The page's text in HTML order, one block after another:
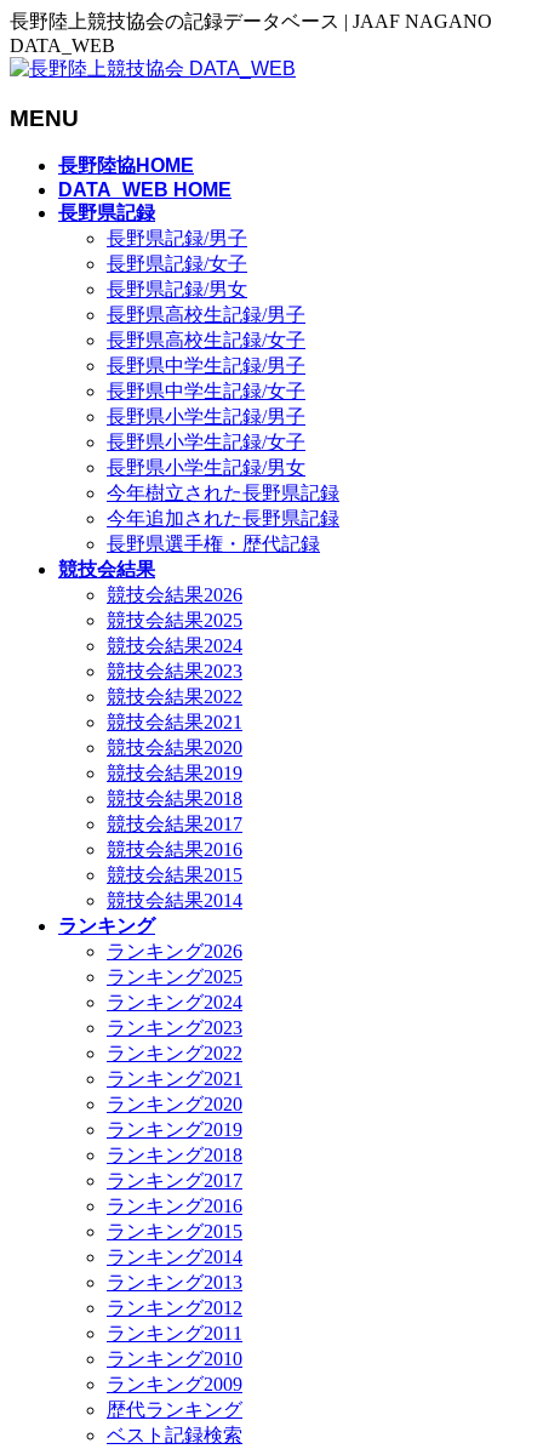
長野陸上競技協会の記録データベース | JAAF NAGANO
DATA_WEB
MENU
長野陸協HOME
DATA_WEB HOME
長野県記録
長野県記録/男子
長野県記録/女子
長野県記録/男女
長野県高校生記録/男子
長野県高校生記録/女子
長野県中学生記録/男子
長野県中学生記録/女子
長野県小学生記録/男子
長野県小学生記録/女子
長野県小学生記録/男女
今年樹立された長野県記録
今年追加された長野県記録
長野県選手権・歴代記録
競技会結果
競技会結果2026
競技会結果2025
競技会結果2024
競技会結果2023
競技会結果2022
競技会結果2021
競技会結果2020
競技会結果2019
競技会結果2018
競技会結果2017
競技会結果2016
競技会結果2015
競技会結果2014
ランキング
ランキング2026
ランキング2025
ランキング2024
ランキング2023
ランキング2022
ランキング2021
ランキング2020
ランキング2019
ランキング2018
ランキング2017
ランキング2016
ランキング2015
ランキング2014
ランキング2013
ランキング2012
ランキング2011
ランキング2010
ランキング2009
歴代ランキング
ベスト記録検索